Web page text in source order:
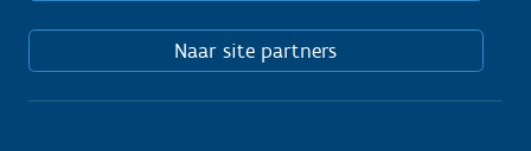
Naar site partners